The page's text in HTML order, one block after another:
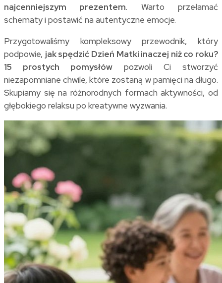
najcenniejszym prezentem. Warto przełamać
schematy i postawić na autentyczne emocje.
Przygotowaliśmy kompleksowy przewodnik, który
podpowie, jak spędzić Dzień Matki inaczej niż co roku?
15 prostych pomysłów pozwoli Ci stworzyć
niezapomniane chwile, które zostaną w pamięci na długo.
Skupiamy się na różnorodnych formach aktywności, od
głębokiego relaksu po kreatywne wyzwania.